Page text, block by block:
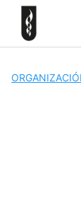
Skip
content